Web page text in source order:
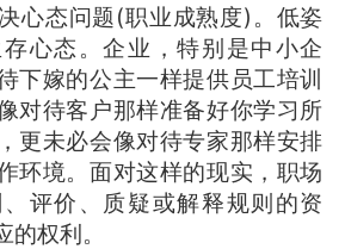
态问题(职业成熟度)。低姿
心态。企业，特别是中小企
下嫁的公主一样提供员工培训
对待客户那样准备好你学习所
更未必会像对待专家那样安排
环境。面对这样的现实，职场
评价、质疑或解释规则的资
权利。